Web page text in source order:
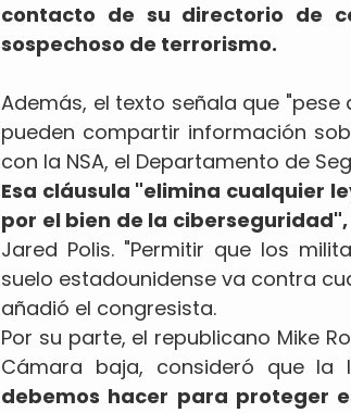
contacto de su directorio de
sospechoso de terrorismo.
Además, el texto señala que
pueden compartir información
con la NSA, el Departamento de
Esa cláusula "elimina cualquier
por el bien de la ciberseguridad",
Jared Polis. "Permitir que los
suelo estadounidense va contra
añadió el congresista.
Por su parte, el republicano Mike
Cámara baja, consideró que la
debemos hacer para proteger